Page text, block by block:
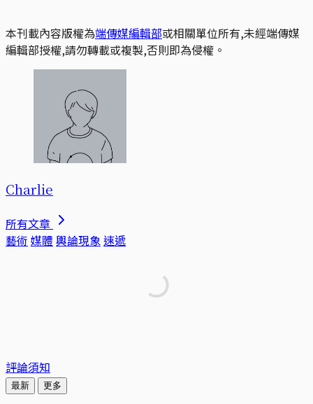
本刊載內容版權為端傳媒編輯部或相關單位所有,未經端傳媒
編輯部授權,請勿轉載或複製,否則即為侵權。
Charlie
所有文章
藝術 媒體 輿論現象速遞
評論須知
最新 更多